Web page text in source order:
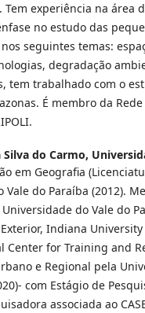
Tem experiência na área
no estudo das
seguintes temas:
degradação
tem trabalhado com o
É membro da
do Carmo,
em Geografia
Vale do Paraíba (2012).
do Vale do
Indiana
Center for Training and
e Regional pela
com Estágio de
associada ao